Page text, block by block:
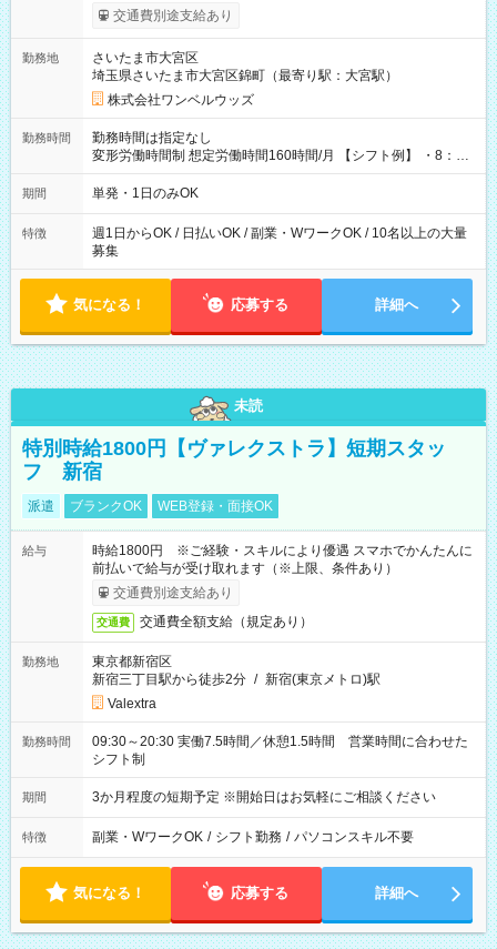
いOK！（規定あり） ┗働いたその日に現金GET♪ お仕事後はコ
ンビニATMから 日払い分を引き落とせます！ 【試用期間】試
交通費別途支給あり
勤務地
さいたま市大宮区
埼玉県さいたま市大宮区錦町（最寄り駅：大宮駅）
株式会社ワンベルウッズ
勤務時間
勤務時間は指定なし
変形労働時間制 想定労働時間160時間/月 【シフト例】 ・8：00
～21：00
期間 単発・1日のみOK
特徴
週1日からOK / 日払いOK / 副業・WワークOK / 10名以上の大量
募集
気になる！ 応募する 詳細へ
未読
特別時給1800円【ヴァレクストラ】短期スタッ
フ 新宿
派遣 ブランクOK WEB登録・面接OK
給与
時給1800円 ※ご経験・スキルにより優遇 スマホでかんたんに
前払いで給与が受け取れます（※上限、条件あり）
交通費別途支給あり
交通費 交通費全額支給（規定あり）
勤務地
東京都新宿区
新宿三丁目駅から徒歩2分 / 新宿(東京メトロ)駅
Valextra
勤務時間
09:30～20:30 実働7.5時間／休憩1.5時間 営業時間に合わせた
シフト制
期間 3か月程度の短期予定 ※開始日はお気軽にご相談ください
特徴 副業・WワークOK / シフト勤務 / パソコンスキル不要
気になる！ 応募する 詳細へ